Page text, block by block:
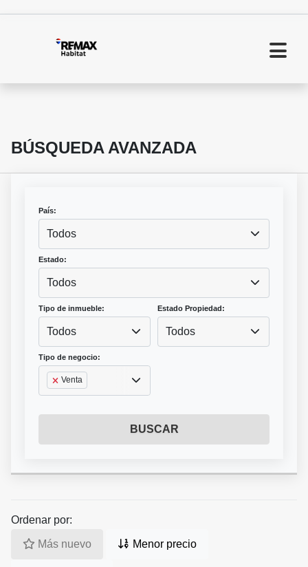
BÚSQUEDA AVANZADA
País:
Todos
Estado:
Todos
Tipo de inmueble:
Todos
Estado Propiedad:
Todos
Tipo de negocio:
Venta
BUSCAR
Ordenar por:
Más nuevo Menor precio